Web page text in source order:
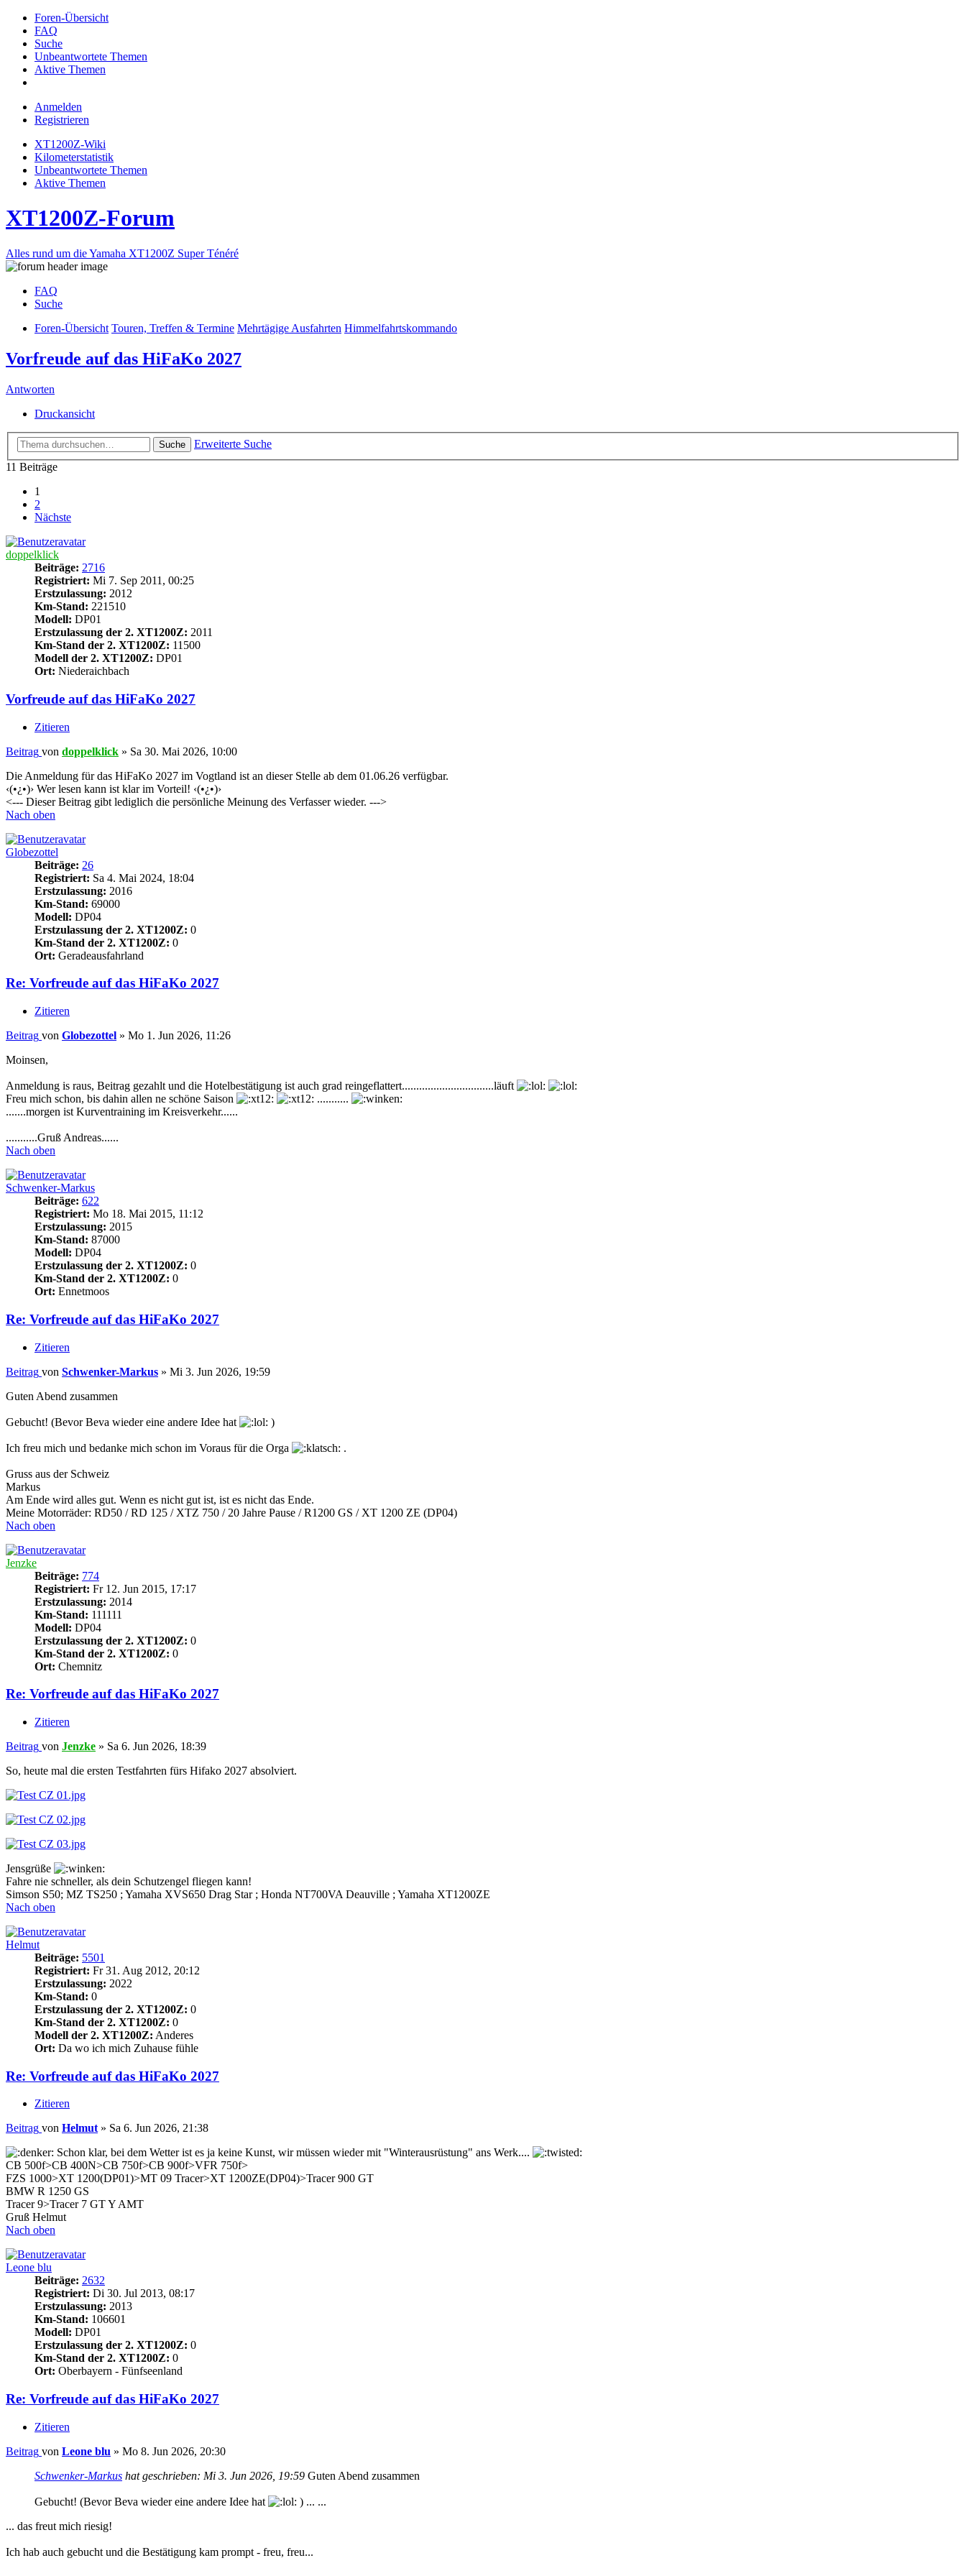
Foren-Übersicht
FAQ
Suche
Unbeantwortete Themen
Aktive Themen
Anmelden
Registrieren
XT1200Z-Wiki
Kilometerstatistik
Unbeantwortete Themen
Aktive Themen
XT1200Z-Forum
Alles rund um die Yamaha XT1200Z Super Ténéré
FAQ
Suche
Foren-Übersicht Touren, Treffen & Termine Mehrtägige Ausfahrten Himmelfahrtskommando
Vorfreude auf das HiFaKo 2027
Antworten
Druckansicht
Suche
Erweiterte Suche
11 Beiträge
1
2
Nächste
doppelklick
Beiträge: 2716
Registriert: Mi 7. Sep 2011, 00:25
Erstzulassung: 2012
Km-Stand: 221510
Modell: DP01
Erstzulassung der 2. XT1200Z: 2011
Km-Stand der 2. XT1200Z: 11500
Modell der 2. XT1200Z: DP01
Ort: Niederaichbach
Vorfreude auf das HiFaKo 2027
Zitieren
Beitrag von doppelklick » Sa 30. Mai 2026, 10:00
Die Anmeldung für das HiFaKo 2027 im Vogtland ist an dieser Stelle ab dem 01.06.26 verfügbar.
‹(•¿•)› Wer lesen kann ist klar im Vorteil! ‹(•¿•)›
<--- Dieser Beitrag gibt lediglich die persönliche Meinung des Verfasser wieder. --->
Nach oben
Globezottel
Beiträge: 26
Registriert: Sa 4. Mai 2024, 18:04
Erstzulassung: 2016
Km-Stand: 69000
Modell: DP04
Erstzulassung der 2. XT1200Z: 0
Km-Stand der 2. XT1200Z: 0
Ort: Geradeausfahrland
Re: Vorfreude auf das HiFaKo 2027
Zitieren
Beitrag von Globezottel » Mo 1. Jun 2026, 11:26
Moinsen,
Anmeldung is raus, Beitrag gezahlt und die Hotelbestätigung ist auch grad reingeflattert................................läuft
Freu mich schon, bis dahin allen ne schöne Saison
...........
.......morgen ist Kurventraining im Kreisverkehr......
...........Gruß Andreas......
Nach oben
Schwenker-Markus
Beiträge: 622
Registriert: Mo 18. Mai 2015, 11:12
Erstzulassung: 2015
Km-Stand: 87000
Modell: DP04
Erstzulassung der 2. XT1200Z: 0
Km-Stand der 2. XT1200Z: 0
Ort: Ennetmoos
Re: Vorfreude auf das HiFaKo 2027
Zitieren
Beitrag von Schwenker-Markus » Mi 3. Jun 2026, 19:59
Guten Abend zusammen
Gebucht! (Bevor Beva wieder eine andere Idee hat )
Ich freu mich und bedanke mich schon im Voraus für die Orga .
Gruss aus der Schweiz
Markus
Am Ende wird alles gut. Wenn es nicht gut ist, ist es nicht das Ende.
Meine Motorräder: RD50 / RD 125 / XTZ 750 / 20 Jahre Pause / R1200 GS / XT 1200 ZE (DP04)
Nach oben
Jenzke
Beiträge: 774
Registriert: Fr 12. Jun 2015, 17:17
Erstzulassung: 2014
Km-Stand: 111111
Modell: DP04
Erstzulassung der 2. XT1200Z: 0
Km-Stand der 2. XT1200Z: 0
Ort: Chemnitz
Re: Vorfreude auf das HiFaKo 2027
Zitieren
Beitrag von Jenzke » Sa 6. Jun 2026, 18:39
So, heute mal die ersten Testfahrten fürs Hifako 2027 absolviert.
Jensgrüße
Fahre nie schneller, als dein Schutzengel fliegen kann!
Simson S50; MZ TS250 ; Yamaha XVS650 Drag Star ; Honda NT700VA Deauville ; Yamaha XT1200ZE
Nach oben
Helmut
Beiträge: 5501
Registriert: Fr 31. Aug 2012, 20:12
Erstzulassung: 2022
Km-Stand: 0
Erstzulassung der 2. XT1200Z: 0
Km-Stand der 2. XT1200Z: 0
Modell der 2. XT1200Z: Anderes
Ort: Da wo ich mich Zuhause fühle
Re: Vorfreude auf das HiFaKo 2027
Zitieren
Beitrag von Helmut» Sa 6. Jun 2026, 21:38
Schon klar, bei dem Wetter ist es ja keine Kunst, wir müssen wieder mit "Winterausrüstung" ans Werk....
CB 500f>CB 400N>CB 750f>CB 900f>VFR 750f>
FZS 1000>XT 1200(DP01)>MT 09 Tracer>XT 1200ZE(DP04)>Tracer 900 GT
BMW R 1250 GS
Tracer 9>Tracer 7 GT Y AMT
Gruß Helmut
Nach oben
Leone blu
Beiträge: 2632
Registriert: Di 30. Jul 2013, 08:17
Erstzulassung: 2013
Km-Stand: 106601
Modell: DP01
Erstzulassung der 2. XT1200Z: 0
Km-Stand der 2. XT1200Z: 0
Ort: Oberbayern - Fünfseenland
Re: Vorfreude auf das HiFaKo 2027
Zitieren
Beitrag von Leone blu » Mo 8. Jun 2026, 20:30
Schwenker-Markus hat geschrieben: Mi 3. Jun 2026, 19:59 Guten Abend zusammen
Gebucht! (Bevor Beva wieder eine andere Idee hat
) ... ...
... das freut mich riesig!
Ich hab auch gebucht und die Bestätigung kam prompt - freu, freu...